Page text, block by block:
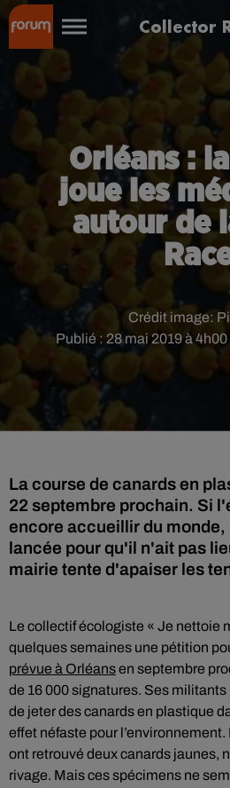
Collector
Orléans :
joue les
autour de
Publié : 28 mai 2019 à
Crédit image:
La course de canards en
22 septembre prochain. Si
encore accueillir du monde,
lancée pour qu'il n'ait pas
mairie tente d'apaiser les
Le collectif écologiste « Je nettoie
quelques semaines une pétition
prévue à Orléansen septembre
de 16 000 signatures. Ses
de jeter des canards en plastique
effet néfaste pour l’environnement.
ont retrouvé deux canards jaunes,
rivage. Mais ces spécimens ne